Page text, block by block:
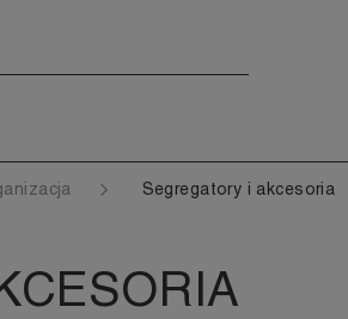
Segregatory i akcesoria